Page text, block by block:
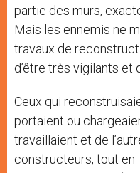
partie des murs,
Mais les ennemis ne
travaux de
d’être très vigilants et
Ceux qui
portaient ou
travaillaient et de
constructeurs, tout en